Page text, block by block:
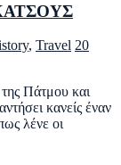
, Travel 20
Πάτμου και
κανείς έναν
λένε οι